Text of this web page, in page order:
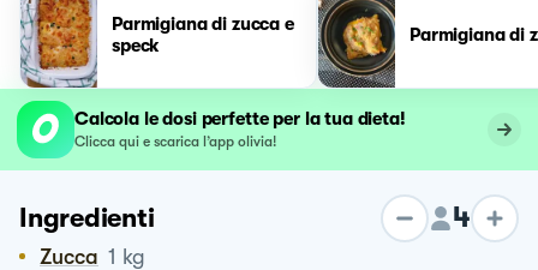
Parmigiana di zucca e
speck
Parmigiana di
Calcola le dosi perfette per la tua dieta!
Clicca qui e scarica l’app olivia!
Ingredienti 4
Zucca 1 kg